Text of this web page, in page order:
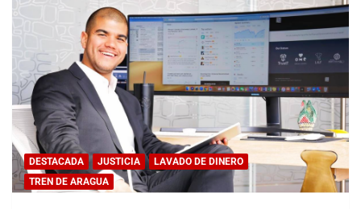
DESTACADA JUSTICIA
LAVADO DE DINERO
TREN DE ARAGUA